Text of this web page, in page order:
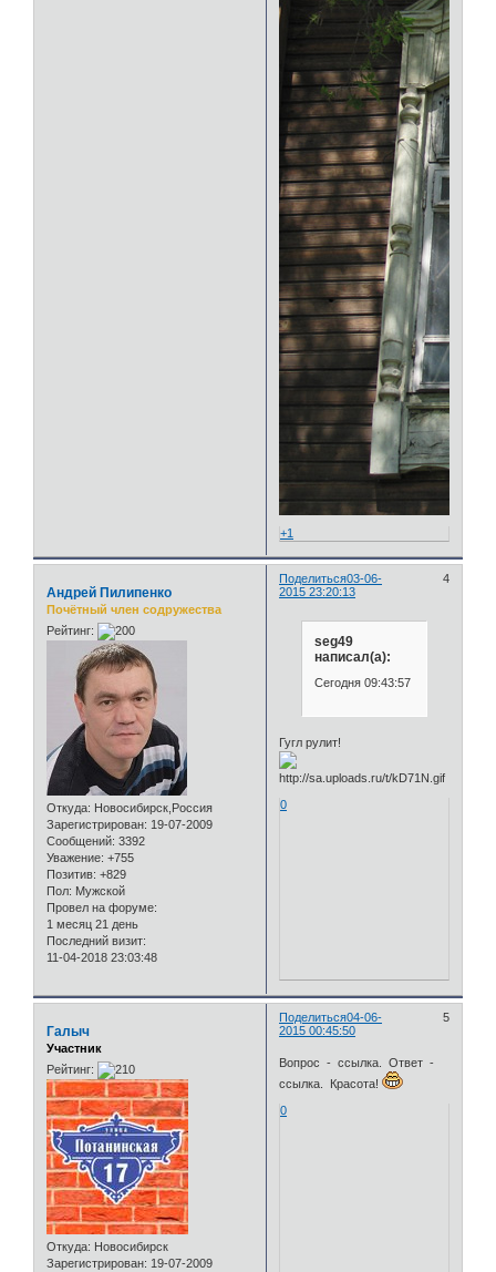
+1
Поделиться 4
03-06-
2015 23:20:13
Андрей Пилипенко
Почётный член содружества
Рейтинг:
Откуда: Новосибирск,Россия
Зарегистрирован: 19-07-2009
Сообщений: 3392
Уважение: +755
Позитив: +829
Пол: Мужской
Провел на форуме:
1 месяц 21 день
Последний визит:
11-04-2018 23:03:48
seg49
написал(а):
Сегодня 09:43:57
Гугл рулит!
0
Поделиться 5
04-06-
2015 00:45:50
Галыч
Участник
Рейтинг:
Откуда: Новосибирск
Зарегистрирован: 19-07-2009
Вопрос - ссылка. Ответ -
ссылка. Красота!
0